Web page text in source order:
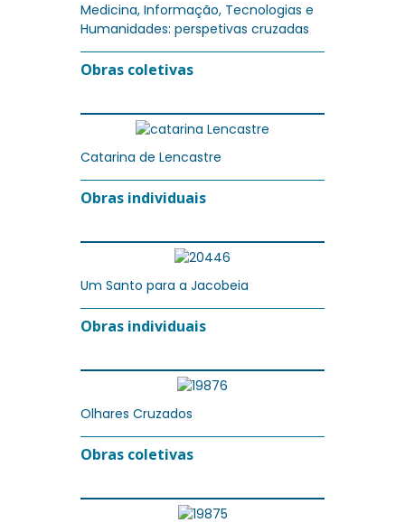
Medicina, Informação, Tecnologias e
Humanidades: perspetivas cruzadas
Obras coletivas
Catarina de Lencastre
Obras individuais
Um Santo para a Jacobeia
Obras individuais
Olhares Cruzados
Obras coletivas